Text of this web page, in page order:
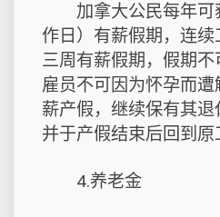
加拿大公民每年可
作日）有薪假期，连
三周有薪假期，假期不
雇员不可因为怀孕而
薪产假，继续保有其退
并于产假结束后回到原
4.养老金